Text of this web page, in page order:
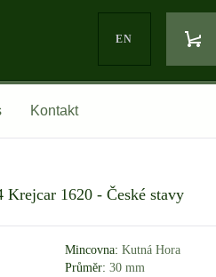
EN
Kontakt
Krejcar 1620 - České stavy
Mincovna: Kutná Hora
Průměr: 30 mm